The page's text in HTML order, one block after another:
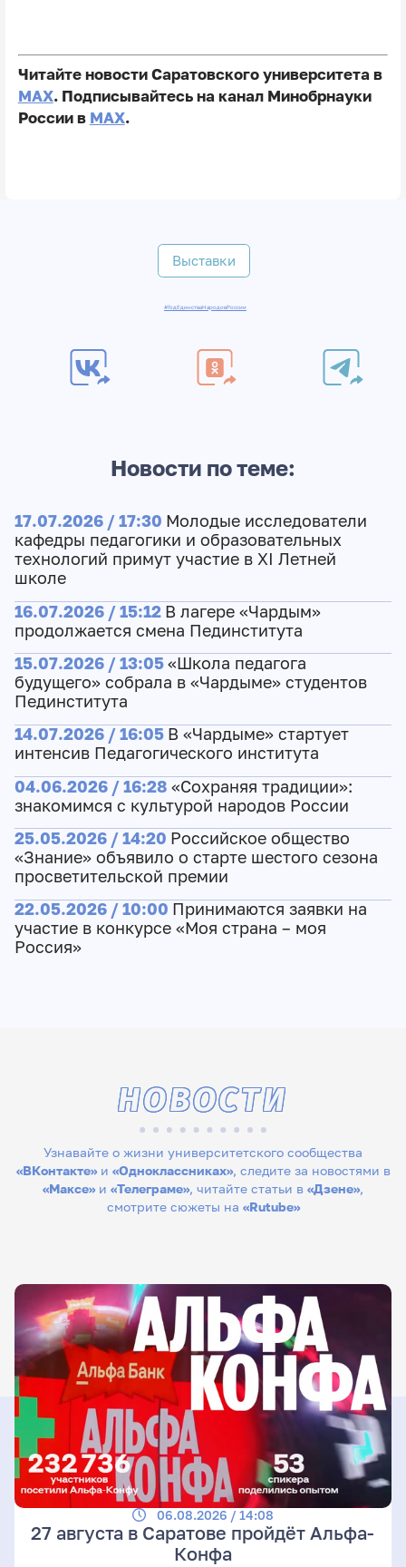
Читайте новости Саратовского университета в
MAX. Подписывайтесь на канал Минобрнауки
России в MAX.
Выставки
#ГодЕдинстваНародовРоссии
Новости по теме:
17.07.2026 / 17:30 Молодые исследователи
кафедры педагогики и образовательных
технологий примут участие в XI Летней
школе
16.07.2026 / 15:12 В лагере «Чардым»
продолжается смена Пединститута
15.07.2026 / 13:05«Школа педагога
будущего» собрала в «Чардыме» студентов
Пединститута
14.07.2026 / 16:05 В «Чардыме» стартует
интенсив Педагогического института
04.06.2026 / 16:28 «Сохраняя традиции»:
знакомимся с культурой народов России
25.05.2026 / 14:20 Российское общество
«Знание» объявило о старте шестого сезона
просветительской премии
22.05.2026 / 10:00 Принимаются заявки на
участие в конкурсе «Моя страна – моя
Россия»
Узнавайте о жизни университетского сообщества
«ВКонтакте»и «Одноклассниках», следите за новостями в
«Максе» и «Телеграме», читайте статьи в «Дзене»,
смотрите сюжеты на «Rutube»
НОВОСТИ
06.08.2026 / 14:08
27 августа в Саратове пройдёт Альфа-
Конфа